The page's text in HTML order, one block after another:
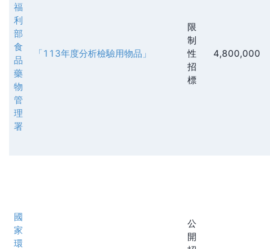
福
利
部
食
品
藥
物
管
理
署
「113年度分析檢驗用物品」
限
制
性
招
標
4,800,000
國
家
環
公
開